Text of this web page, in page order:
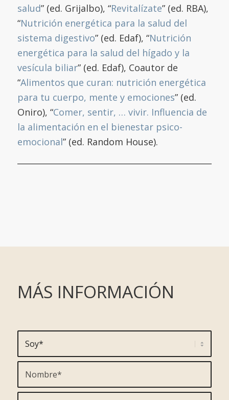
salud” (ed. Grijalbo), “Revitalízate” (ed. RBA),
“Nutrición energética para la salud del
sistema digestivo” (ed. Edaf), “Nutrición
energética para la salud del hígado y la
vesícula biliar” (ed. Edaf), Coautor de
“Alimentos que curan: nutrición energética
para tu cuerpo, mente y emociones” (ed.
Oniro), “Comer, sentir, … vivir. Influencia de
la alimentación en el bienestar psico-
emocional” (ed. Random House).
MÁS INFORMACIÓN